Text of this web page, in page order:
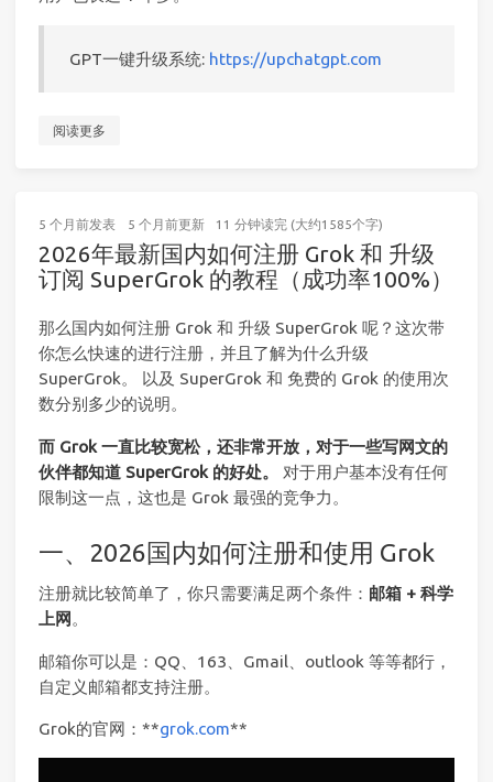
GPT一键升级系统: https://upchatgpt.com
阅读更多
5 个月前发表 5 个月前更新 11 分钟读完 (大约1585个字)
2026年最新国内如何注册 Grok 和 升级
订阅 SuperGrok 的教程（成功率100%）
那么国内如何注册 Grok 和 升级 SuperGrok 呢？这次带
你怎么快速的进行注册，并且了解为什么升级
SuperGrok。 以及 SuperGrok 和 免费的 Grok 的使用次
数分别多少的说明。
而 Grok 一直比较宽松，还非常开放，对于一些写网文的
伙伴都知道 SuperGrok 的好处。
对于用户基本没有任何
限制这一点，这也是 Grok 最强的竞争力。
一、2026国内如何注册和使用 Grok
注册就比较简单了，你只需要满足两个条件： 邮箱 + 科学
上网 。
邮箱你可以是：QQ、163、Gmail、outlook 等等都行，
自定义邮箱都支持注册。
Grok的官网：**grok.com**